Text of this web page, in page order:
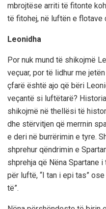
mbrojtëse arriti të fitonte
të fitohej, në luftën e flotave
Leonidha
Por nuk mund të shikojmë
veçuar, por të lidhur me
çfarë është ajo që bëri
veçantë si luftëtarë?
shikojmë në thellësi të
dhe stërvitjen që merrnin
e deri në burrërimin e tyre.
shprehur qëndrimin e
shprehja që Nëna Spartane
për luftë, “I tan i epi tas”
të”.